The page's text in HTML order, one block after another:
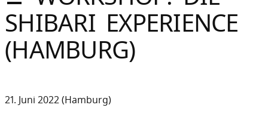
Sommer
Gebloggt
SHIBARI EXPERIENCE
(HAMBURG)
21. Juni 2022 (Hamburg)